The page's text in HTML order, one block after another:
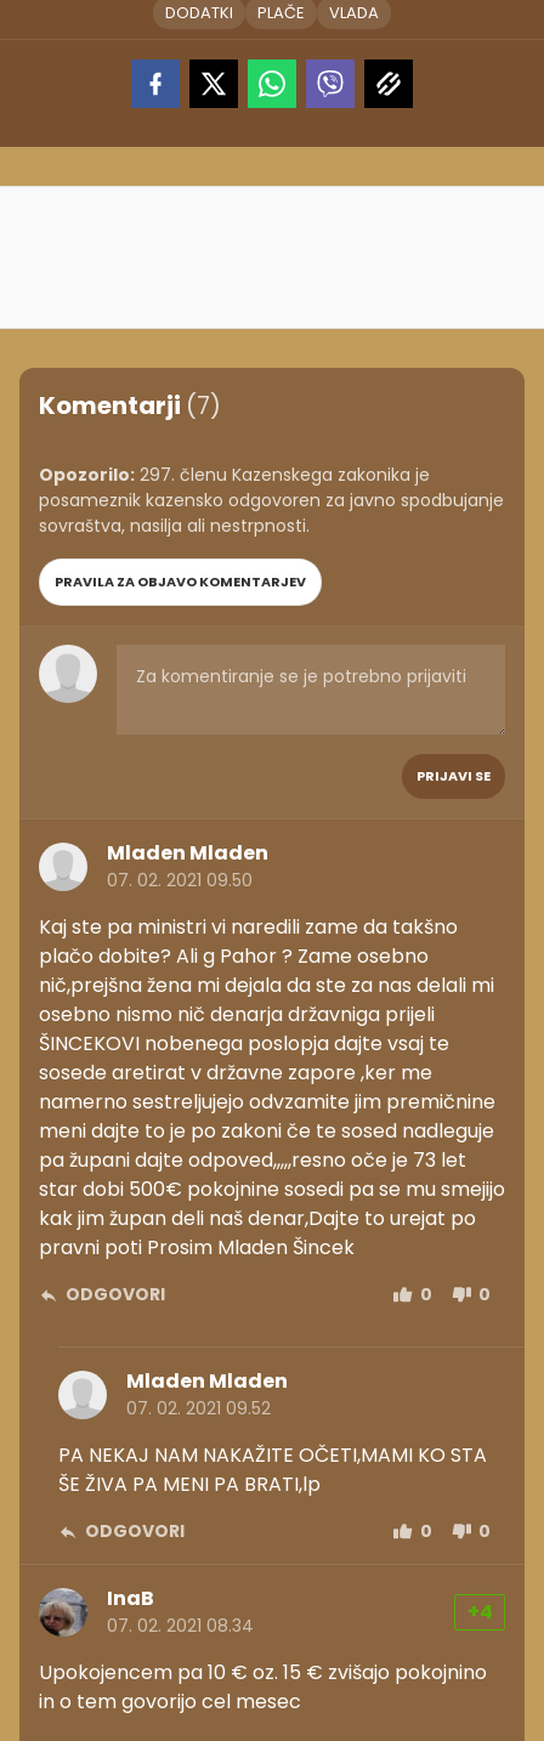
DODATKI
PLAČE VLADA
Komentarji (7)
Opozorilo: 297. členu Kazenskega zakonika je
posameznik kazensko odgovoren za javno spodbujanje
sovraštva, nasilja ali nestrpnosti.
PRAVILA ZA OBJAVO KOMENTARJEV
PRIJAVI SE
Mladen Mladen
07. 02. 2021 09.50
Kaj ste pa ministri vi naredili zame da takšno
plačo dobite? Ali g Pahor ? Zame osebno
nič,prejšna žena mi dejala da ste za nas delali mi
osebno nismo nič denarja državniga prijeli
ŠINCEKOVI nobenega poslopja dajte vsaj te
sosede aretirat v državne zapore ,ker me
namerno sestreljujejo odvzamite jim premičnine
meni dajte to je po zakoni če te sosed nadleguje
pa župani dajte odpoved,,,,,resno oče je 73 let
star dobi 500€ pokojnine sosedi pa se mu smejijo
kak jim župan deli naš denar,Dajte to urejat po
pravni poti Prosim Mladen Šincek
ODGOVORI 0 0
Mladen Mladen
07. 02. 2021 09.52
PA NEKAJ NAM NAKAŽITE OČETI,MAMI KO STA
ŠE ŽIVA PA MENI PA BRATI,lp
ODGOVORI 0 0
InaB
07. 02. 2021 08.34
+4
Upokojencem pa 10 € oz. 15 € zvišajo pokojnino
in o tem govorijo cel mesec